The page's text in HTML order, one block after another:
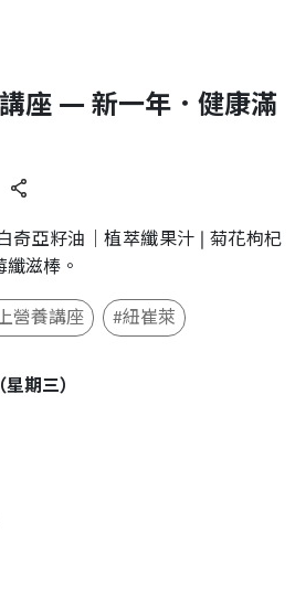
座 — 新一年．健康滿
奇亞籽油｜植萃纖果汁 | 菊花枸杞
滋棒。
營養講座 #紐崔萊
期三）